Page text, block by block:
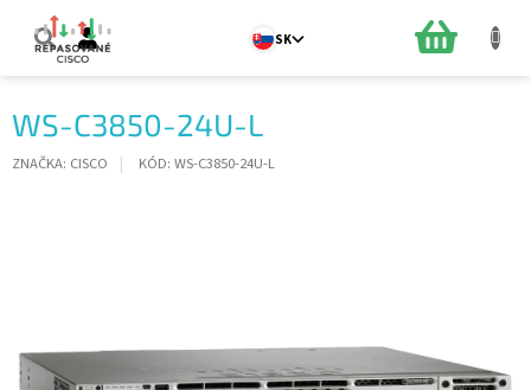
obsah
SK
WS-C3850-24U-L
ZNAČKA: CISCO KÓD: WS-C3850-24U-L